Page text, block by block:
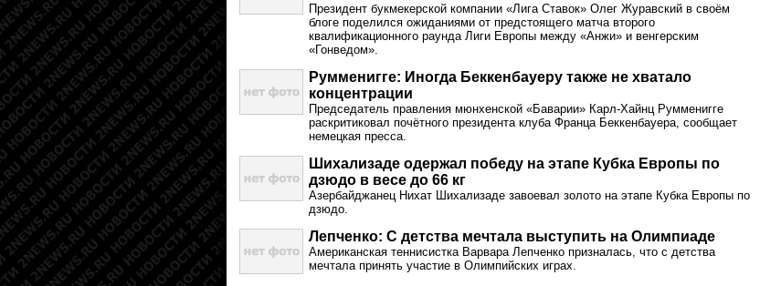
Президент букмекерской компании «Лига Ставок» Олег Журавский в своём
блоге поделился ожиданиями от предстоящего матча второго
квалификационного раунда Лиги Европы между «Анжи» и венгерским
«Гонведом».
Румменигге: Иногда Беккенбауеру также не хватало
концентрации
Председатель правления мюнхенской «Баварии» Карл-Хайнц Румменигге
раскритиковал почётного президента клуба Франца Беккенбауера, сообщает
немецкая пресса.
Шихализаде одержал победу на этапе Кубка Европы по
дзюдо в весе до 66 кг
Азербайджанец Нихат Шихализаде завоевал золото на этапе Кубка Европы по
дзюдо.
Лепченко: С детства мечтала выступить на Олимпиаде
Американская теннисистка Варвара Лепченко призналась, что с детства
мечтала принять участие в Олимпийских играх.